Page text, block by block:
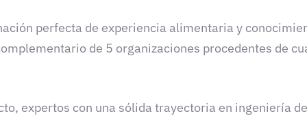
perfecta de experiencia alimentaria y
de 5 organizaciones procedentes de
expertos con una sólida trayectoria en ingeniería